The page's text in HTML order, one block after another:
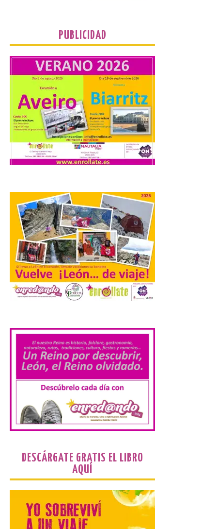
Turismo de Extremadura
impulsa nuevas
iniciativas relacionadas
con el trío de eclipses para
afianzar a Extremadura
como referente en
astroturismo
8 Ago 2026
contaminación lumínica
de Europa, un recurso
natural que permite disfrutar de
actividades de astroturismo durante todo
el año. La Dirección General de Turismo
ha puesto en marcha diversas iniciativas
relacionadas […]
Cabárceno prepara tres
enclaves privilegiados
desde los que divisar el
8 Ago 2026
El parque amplía su
horario y refuerza los
transportes y la
Campoo continuará la
programación musical de Estación
Sonora. Peña Cabarga, elegido lugar
preferente en la comunidad autónoma,
Gijon prohíbe el baño en
San Lorenzo, Poniente y
Arbeyal el día del eclipse a
partir de las 19.00 horas.
PUBLICIDAD
DESCÁRGATE GRATIS EL LIBRO
AQUÍ